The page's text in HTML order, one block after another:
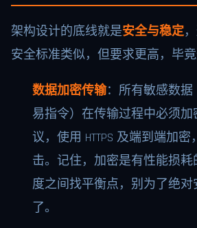
架构设计的底线就是安全与稳定
安全标准类似，但要求更高，毕竟
数据加密传输：所有敏感数
易指令）在传输过程中必须
议，使用 HTTPS 及端到端加
击。记住，加密是有性能损
度之间找平衡点，别为了绝
了。